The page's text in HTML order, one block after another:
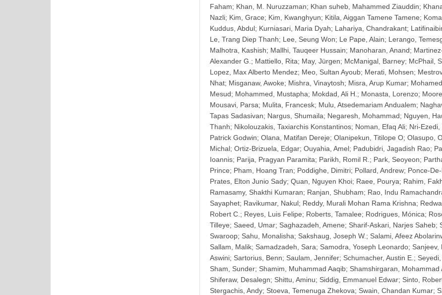
Faham; Khan, M. Nuruzzaman; Khan suheb, Mahammed Ziauddin;
Nazli; Kim, Grace; Kim, Kwanghyun; Kitila, Aiggan Tamene Tamene;
Kuddus, Abdul; Kurniasari, Maria Dyah; Lahariya, Chandrakant;
Le, Trang Diep Thanh; Lee, Seung Won; Le Pape, Alain; Lerango,
Malhotra, Kashish; Mallhi, Tauqeer Hussain; Manoharan, Anand;
Alexander G. ; Mattiello, Rita; May, Jürgen; McManigal, Barney; McPhail,
Lopez, Max Alberto Mendez; Meo, Sultan Ayoub; Merati, Mohsen;
Nhat; Misganaw, Awoke; Mishra, Vinaytosh; Misra, Arup Kumar;
Mesud; Mohammed, Mustapha; Mokdad, Ali H. ; Monasta, Lorenzo;
Mousavi, Parsa; Mulita, Francesk; Mulu, Atsedemariam Andualem;
Tapas Sadasivan; Nargus, Shumaila; Negaresh, Mohammad; Nguyen,
Thanh; Nikolouzakis, Taxiarchis Konstantinos; Noman, Efaq Ali; Nri-
Patrick Godwin; Olana, Matifan Dereje; Olanipekun, Titilope O; Olasupo,
Michal; Ortiz-Brizuela, Edgar; Ouyahia, Amel; Padubidri, Jagadish Rao;
Ioannis; Parija, Pragyan Paramita; Parikh, Romil R. ; Park, Seoyeon;
Prince; Pham, Hoang Tran; Poddighe, Dimitri; Pollard, Andrew; Ponce-
Prates, Elton Junio Sady; Quan, Nguyen Khoi; Raee, Pourya; Rahim,
Ramasamy, Shakthi Kumaran; Ranjan, Shubham; Rao, Indu
Sayaphet; Ravikumar, Nakul; Reddy, Murali Mohan Rama Krishna;
Robert C. ; Reyes, Luis Felipe; Roberts, Tamalee; Rodrigues, Mónica;
Tilleye; Saeed, Umar; Saghazadeh, Amene; Sharif-Askari, Narjes Saheb;
Swaroop; Sahu, Monalisha; Sakshaug, Joseph W. ; Salami, Afeez
Sallam, Malik; Samadzadeh, Sara; Samodra, Yoseph Leonardo; Sanjeev,
Aswini; Sartorius, Benn; Saulam, Jennifer; Schumacher, Austin E. ;
Sham, Sunder; Shamim, Muhammad Aaqib; Shamshirgaran, Mohammad
Shiferaw, Desalegn; Shittu, Aminu; Siddig, Emmanuel Edwar; Sinto,
Stergachis, Andy; Stoeva, Temenuga Zhekova; Swain, Chandan Kumar;